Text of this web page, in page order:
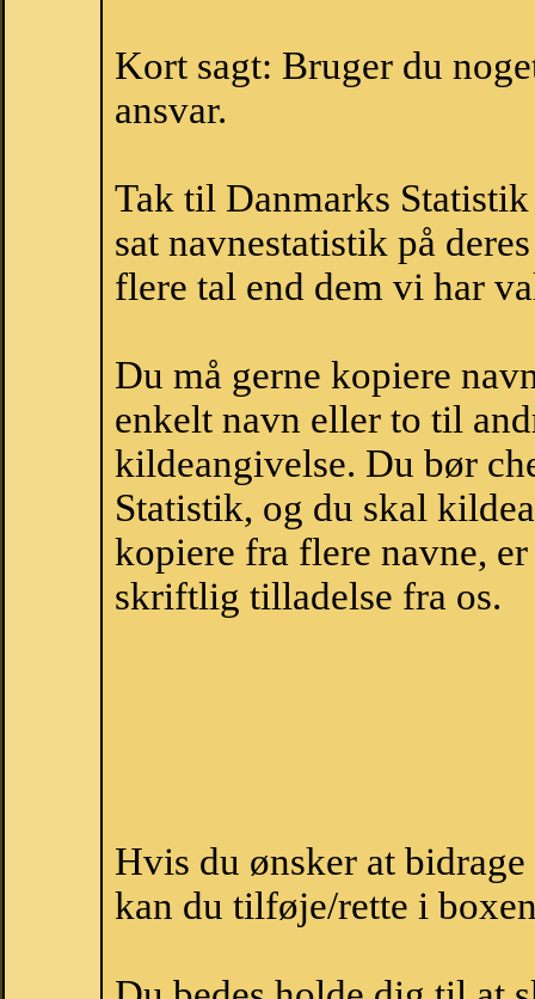
Kort sagt: Bruger du
ansvar.
Tak til Danmarks
sat navnestatistik på
flere tal end dem vi har
Du må gerne kopiere
enkelt navn eller to til
kildeangivelse. Du bør
Statistik, og du skal
kopiere fra flere navne,
skriftlig tilladelse fra os.
Hvis du ønsker at
kan du tilføje/rette i